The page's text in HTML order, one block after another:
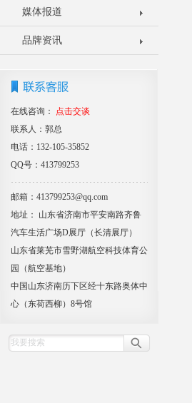
媒体报道
品牌资讯
在线咨询：
点击交谈
联系人：郭总
电话：132-105-35852
QQ号：413799253
邮箱：413799253@qq.com
地址： 山东省济南市平安南路齐鲁
汽车生活广场D展厅（长清展厅）
山东省莱芜市雪野湖航空科技体育公
园（航空基地）
中国山东济南历下区经十东路奥体中
心（东荷西柳）8号馆